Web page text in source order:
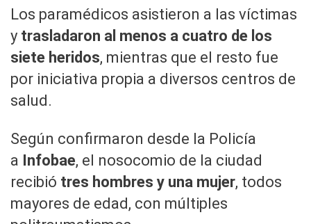
secondsVolume
90%
Los paramédicos asistieron a las víctimas
y trasladaron al menos a cuatro de los
siete heridos, mientras que el resto fue
por iniciativa propia a diversos centros de
salud.
Según confirmaron desde la Policía
a Infobae, el nosocomio de la ciudad
recibió tres hombres y una mujer, todos
mayores de edad, con múltiples